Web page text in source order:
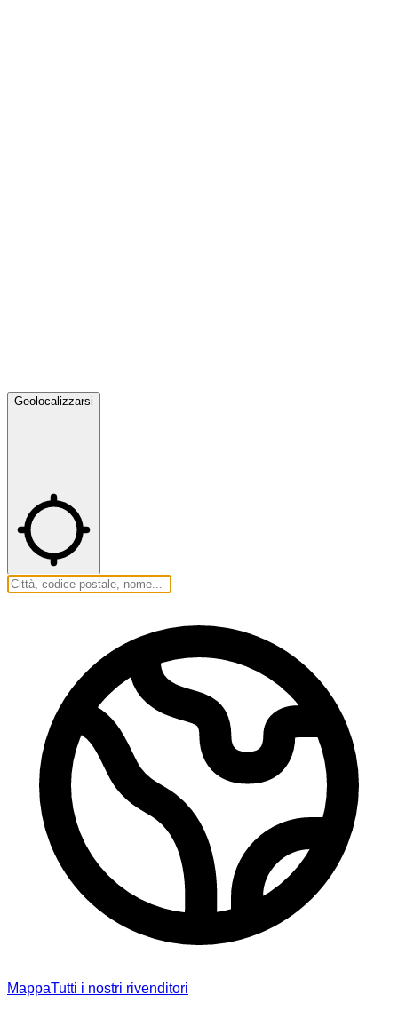
Geolocalizzarsi
MappaTutti i nostri rivenditori